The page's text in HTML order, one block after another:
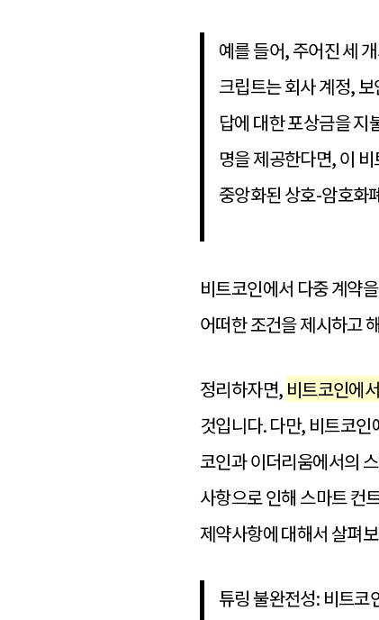
예를 들어, 주어진 세
크립트는 회사 계정,
답에 대한 포상금을 지
명을 제공한다면, 이
중앙화된 상호-암호화
비트코인에서 다중 계약
어떠한 조건을 제시하고
정리하자면, 비트코인에
것입니다. 다만, 비트코
코인과 이더리움에서의
사항으로 인해 스마트 컨
제약사항에 대해서 살펴
튜링 불완전성: 비트코